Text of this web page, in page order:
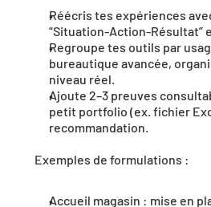
Réécris tes expériences
“Situation-Action-Résultat”
Regroupe tes outils par
bureautique avancée,
niveau réel.
Ajoute 2–3 preuves
petit portfolio (ex. fichier
recommandation.
Exemples de formulations :
Accueil magasin : mise en